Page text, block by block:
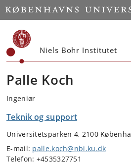
Start
Niels Bohr Institutet
Palle Koch
Ingeniør
Teknik og support
Universitetsparken 4, 2100
E-mail: palle.koch@nbi.ku.dk
Telefon: +4535327751